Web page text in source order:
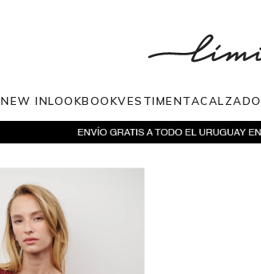
NEW INLOOKBOOKVESTIMENTACALZADO